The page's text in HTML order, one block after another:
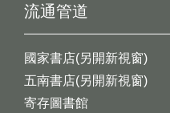
流通管道
國家書店(另開新視窗)
五南書店(另開新視窗)
寄存圖書館